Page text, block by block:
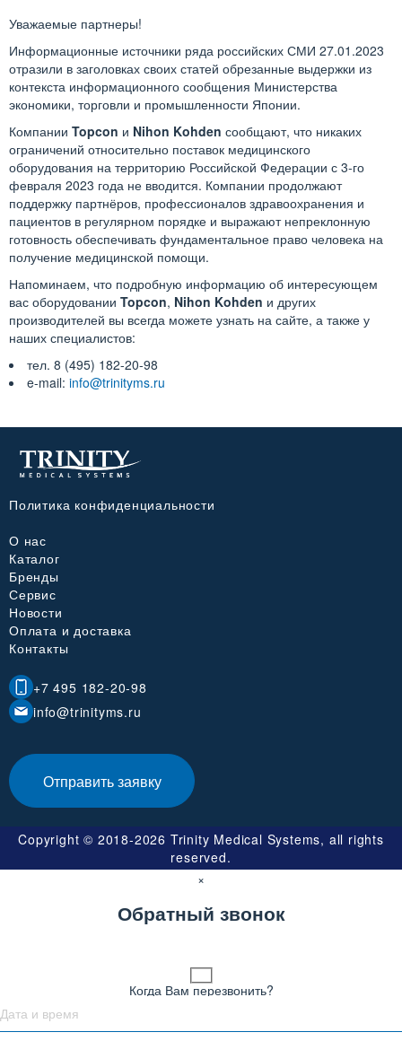
Уважаемые партнеры!
Информационные источники ряда российских СМИ 27.01.2023
отразили в заголовках своих статей обрезанные выдержки из
контекста информационного сообщения Министерства
экономики, торговли и промышленности Японии.
Компании Topcon и Nihon Kohden сообщают, что никаких
ограничений относительно поставок медицинского
оборудования на территорию Российской Федерации с 3-го
февраля 2023 года не вводится. Компании продолжают
поддержку партнёров, профессионалов здравоохранения и
пациентов в регулярном порядке и выражают непреклонную
готовность обеспечивать фундаментальное право человека на
получение медицинской помощи.
Напоминаем, что подробную информацию об интересующем
вас оборудовании Topcon, Nihon Kohden и других
производителей вы всегда можете узнать на сайте, а также у
наших специалистов:
тел. 8 (495) 182-20-98
e-mail: info@trinityms.ru
Политика конфиденциальности
О нас
Каталог
Бренды
Сервис
Новости
Оплата и доставка
Контакты
+7 495 182-20-98
info@trinityms.ru
Отправить заявку
Copyright © 2018-2026 Trinity Medical Systems, all rights
reserved.
×
Обратный звонок
Когда Вам перезвонить?